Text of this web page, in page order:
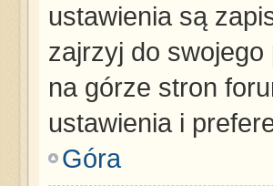
ustawienia są
zajrzyj do
na górze stron
ustawienia i
Góra